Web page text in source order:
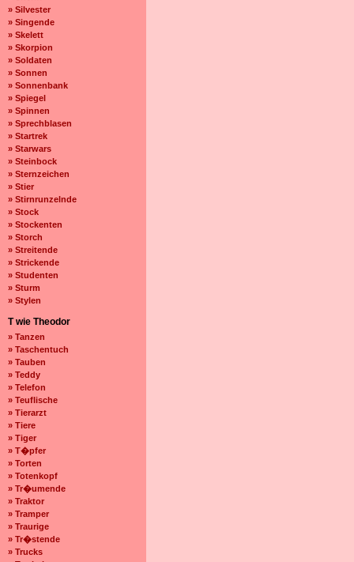
» Silvester
» Singende
» Skelett
» Skorpion
» Soldaten
» Sonnen
» Sonnenbank
» Spiegel
» Spinnen
» Sprechblasen
» Startrek
» Starwars
» Steinbock
» Sternzeichen
» Stier
» Stirnrunzelnde
» Stock
» Stockenten
» Storch
» Streitende
» Strickende
» Studenten
» Sturm
» Stylen
T wie Theodor
» Tanzen
» Taschentuch
» Tauben
» Teddy
» Telefon
» Teuflische
» Tierarzt
» Tiere
» Tiger
» T�pfer
» Torten
» Totenkopf
» Tr�umende
» Traktor
» Tramper
» Traurige
» Tr�stende
» Trucks